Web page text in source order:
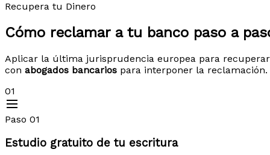
Recupera tu Dinero
Cómo reclamar a tu banco paso a
Aplicar la última jurisprudencia europea para
con abogados bancarios para interponer la reclamación.
01
Paso 01
Estudio gratuito de tu escritura